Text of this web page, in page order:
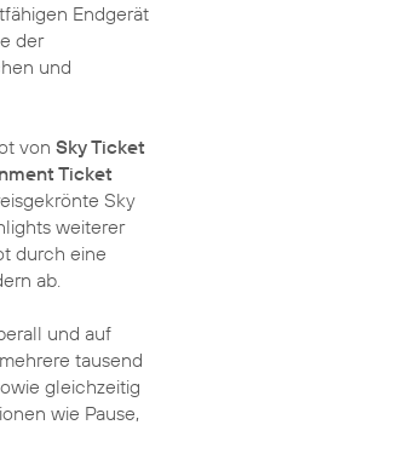
Endgerät
der
und
von Sky Ticket
Ticket
Sky
weiterer
durch eine
ab.
und auf
tausend
gleichzeitig
wie Pause,